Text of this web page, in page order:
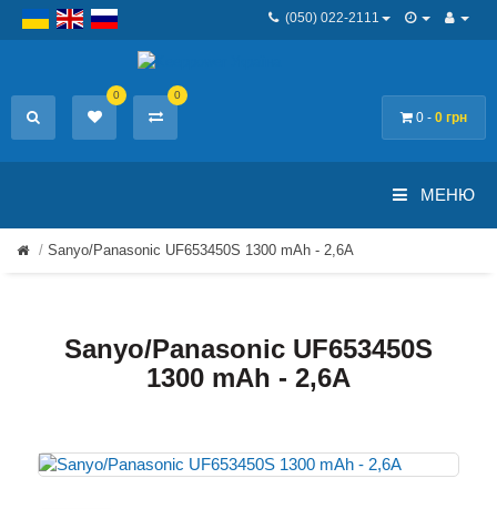
(050) 022-2111
0 - 0 грн
0 0
МЕНЮ
Sanyo/Panasonic UF653450S 1300 mAh - 2,6А
Sanyo/Panasonic UF653450S
1300 mAh - 2,6А